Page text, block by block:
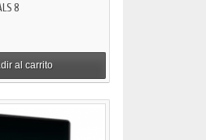
8
al carrito